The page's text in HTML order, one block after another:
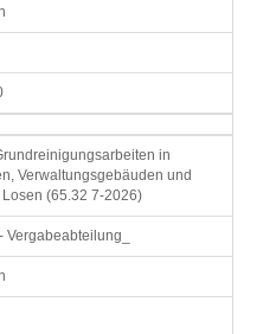
in
Verwaltungsgebäuden und
(65.32 7-2026)